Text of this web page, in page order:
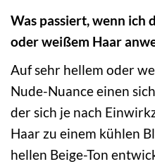
Was passiert, wenn ich
oder weißem Haar
Auf sehr hellem oder
Nude-Nuance einen
der sich je nach
Haar zu einem kühlen
hellen Beige-Ton